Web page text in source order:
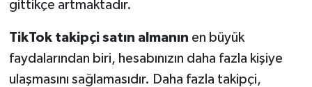
gittikçe artmaktadır.
TikTok takipçi satın almanın en büyük
faydalarından biri, hesabınızın daha fazla kişiye
ulaşmasını sağlamasıdır. Daha fazla takipçi,